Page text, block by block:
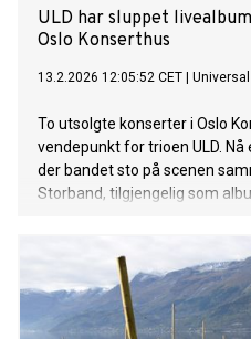
ULD har sluppet
Oslo Konserthus
13.2.2026 12:05:52 CET
To utsolgte konserter i Oslo
vendepunkt for trioen ULD.
der bandet sto på scenen
Storband, tilgjengelig som